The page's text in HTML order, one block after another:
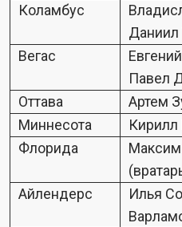
Коламбус
Даниил
Вегас
Павел
Оттава
Артем
Миннесота
Кирилл
Флорида
Максим
Айлендерс
Илья